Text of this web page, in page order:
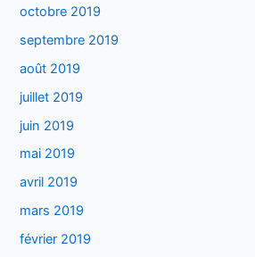
octobre 2019
septembre 2019
août 2019
juillet 2019
juin 2019
mai 2019
avril 2019
mars 2019
février 2019